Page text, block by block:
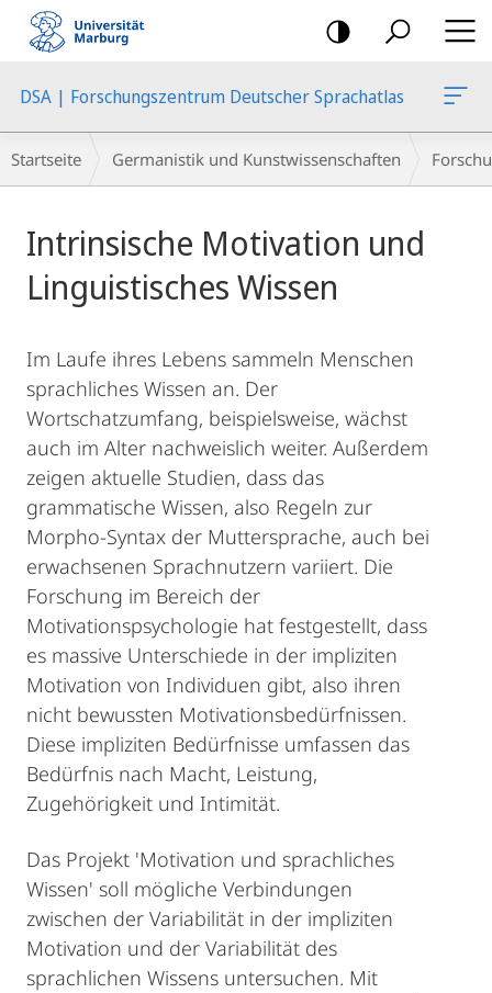
Mobile-
Navigation
DSA | Forschungszentrum Deutscher Sprachatlas
Breadcrumb-
Navigation
Startseite Germanistik und Kunstwissenschaften
Intrinsische Motivation und
Linguistisches Wissen
Im Laufe ihres Lebens sammeln Menschen
sprachliches Wissen an. Der
Wortschatzumfang, beispielsweise, wächst
auch im Alter nachweislich weiter. Außerdem
zeigen aktuelle Studien, dass das
grammatische Wissen, also Regeln zur
Morpho-Syntax der Muttersprache, auch bei
erwachsenen Sprachnutzern variiert. Die
Forschung im Bereich der
Motivationspsychologie hat festgestellt, dass
es massive Unterschiede in der impliziten
Motivation von Individuen gibt, also ihren
nicht bewussten Motivationsbedürfnissen.
Diese impliziten Bedürfnisse umfassen das
Bedürfnis nach Macht, Leistung,
Zugehörigkeit und Intimität.
Das Projekt 'Motivation und sprachliches
Wissen' soll mögliche Verbindungen
zwischen der Variabilität in der impliziten
Motivation und der Variabilität des
sprachlichen Wissens untersuchen. Mit